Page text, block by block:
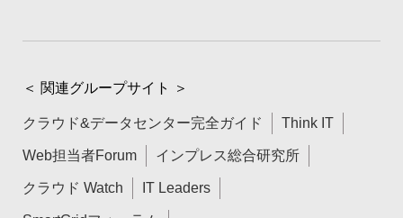
＜ 関連グループサイト ＞
クラウド&データセンター完全ガイド Think IT
Web担当者Forum インプレス総合研究所
クラウド Watch IT Leaders